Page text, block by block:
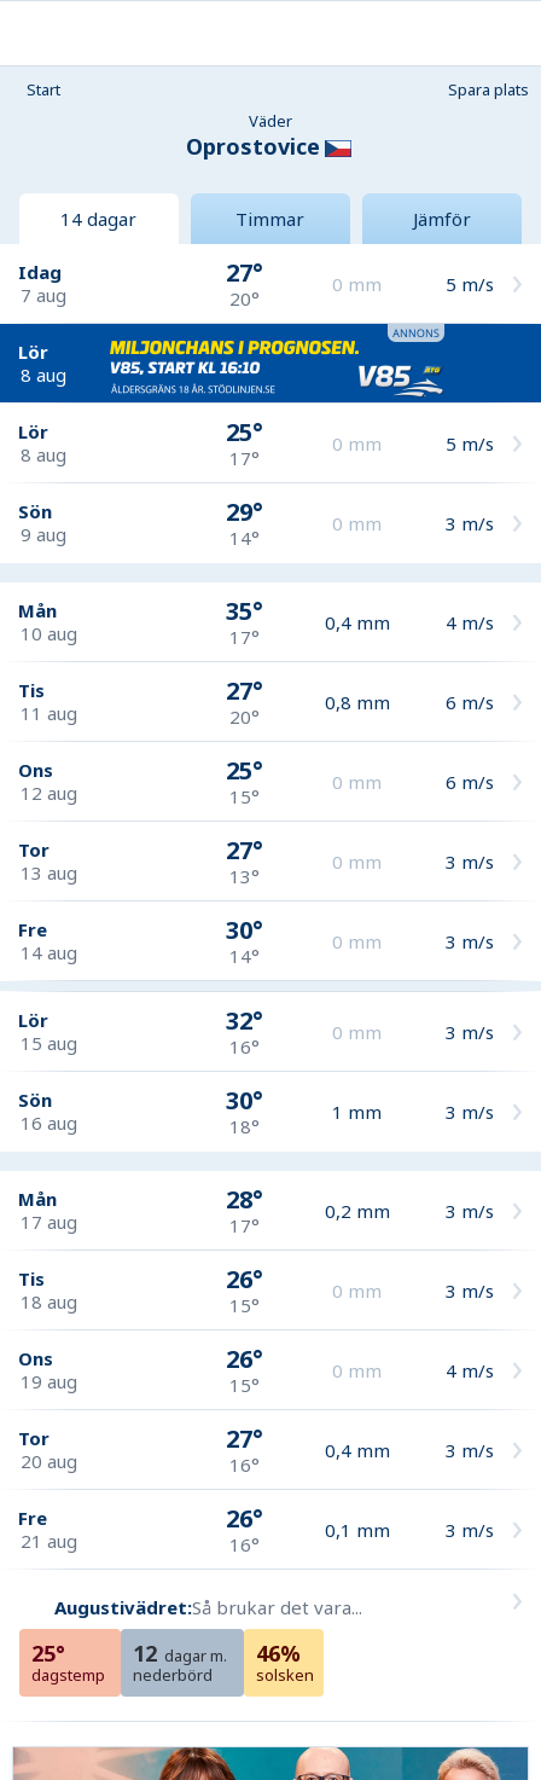
Start
Spara plats
Väder
Oprostovice
14 dagar Timmar Jämför
Idag
7 aug
27°
20°
0 mm 5 m/s
Lör
8 aug
Lör
8 aug
25°
17°
0 mm 5 m/s
Sön
9 aug
29°
14°
0 mm 3 m/s
Mån
10 aug
35°
17°
0,4 mm 4 m/s
Tis
11 aug
27°
20°
0,8 mm 6 m/s
Ons
12 aug
25°
15°
0 mm 6 m/s
Tor
13 aug
27°
13°
0 mm 3 m/s
Fre
14 aug
30°
14°
0 mm 3 m/s
Lör
15 aug
32°
16°
0 mm 3 m/s
Sön
16 aug
30°
18°
1 mm 3 m/s
Mån
17 aug
28°
17°
0,2 mm 3 m/s
Tis
18 aug
26°
15°
0 mm 3 m/s
Ons
19 aug
26°
15°
0 mm 4 m/s
Tor
20 aug
27°
16°
0,4 mm 3 m/s
Fre
21 aug
26°
16°
0,1 mm 3 m/s
Augustivädret:Så brukar det vara...
25°
dagstemp
12 dagar m.
nederbörd
46%
solsken